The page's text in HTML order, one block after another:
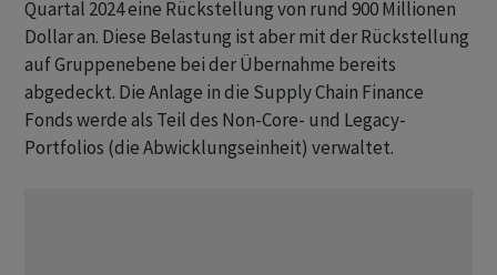
Quartal 2024 eine Rückstellung von rund 900 Millionen
Dollar an. Diese Belastung ist aber mit der Rückstellung
auf Gruppenebene bei der Übernahme bereits
abgedeckt. Die Anlage in die Supply Chain Finance
Fonds werde als Teil des Non-Core- und Legacy-
Portfolios (die Abwicklungseinheit) verwaltet.